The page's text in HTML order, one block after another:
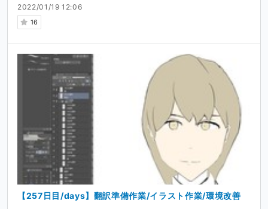
2022/01/19 12:06
16
【257日目/days】翻訳準備作業/イラスト作業/環境改善